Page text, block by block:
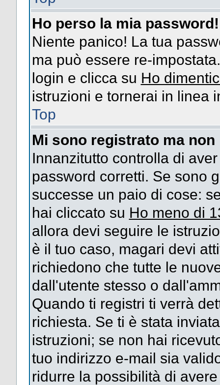
Ho perso la mia password!
Niente panico! La tua
ma può essere re-
login e clicca su Ho
istruzioni e tornerai in linea
Top
Mi sono registrato ma
Innanzitutto controlla di
password corretti. Se sono
successe un paio di cose:
hai cliccato su Ho meno di
allora devi seguire le
è il tuo caso, magari devi
richiedono che tutte le
dall'utente stesso o
Quando ti registri ti verrà
richiesta. Se ti è stata
istruzioni; se non hai
tuo indirizzo e-mail sia
ridurre la possibilità di